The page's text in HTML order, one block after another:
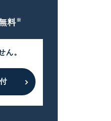
料※
ん。